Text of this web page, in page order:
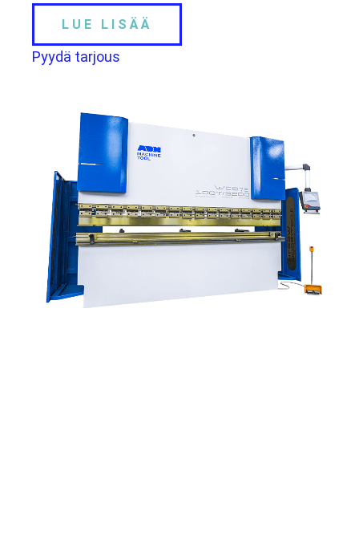
LUE LISÄÄ
Pyydä tarjous